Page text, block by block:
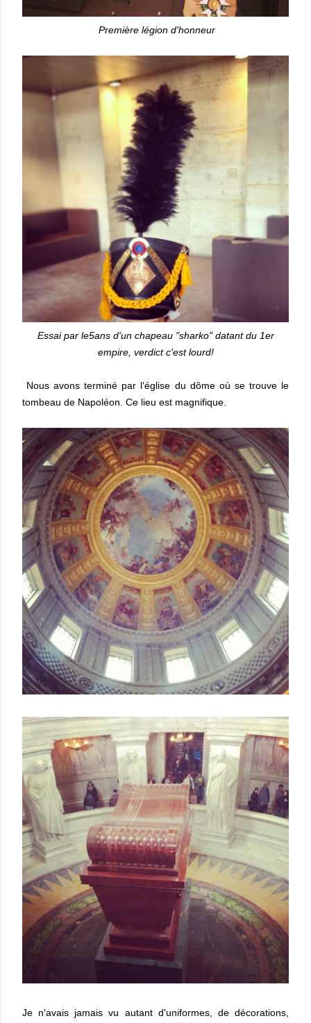
Première légion d'honneur
Essai par le5ans d'un chapeau "sharko" datant du 1er
empire, verdict c'est lourd!
Nous avons terminé par l'église du dôme où se trouve le
tombeau de Napoléon. Ce lieu est magnifique.
Je n'avais jamais vu autant d'uniformes, de décorations,